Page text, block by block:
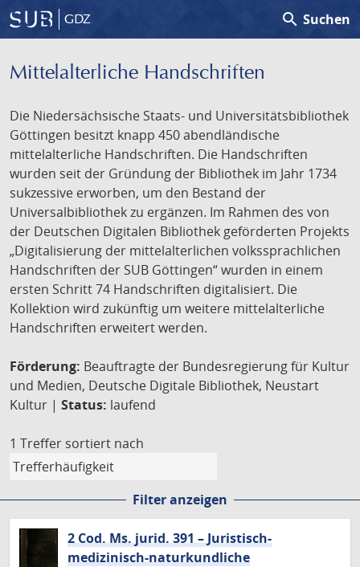
GDZ search Suchen
Mittelalterliche Handschriften
Die Niedersächsische Staats- und Universitätsbibliothek
Göttingen besitzt knapp 450 abendländische
mittelalterliche Handschriften. Die Handschriften
wurden seit der Gründung der Bibliothek im Jahr 1734
sukzessive erworben, um den Bestand der
Universalbibliothek zu ergänzen. Im Rahmen des von
der Deutschen Digitalen Bibliothek geförderten Projekts
„Digitalisierung der mittelalterlichen volkssprachlichen
Handschriften der SUB Göttingen“ wurden in einem
ersten Schritt 74 Handschriften digitalisiert. Die
Kollektion wird zukünftig um weitere mittelalterliche
Handschriften erweitert werden.
Förderung: Beauftragte der Bundesregierung für Kultur
und Medien, Deutsche Digitale Bibliothek, Neustart
Kultur | Status: laufend
1 Treffer sortiert nach
Filter anzeigen
2 Cod. Ms. jurid. 391 – Juristisch-
medizinisch-naturkundliche